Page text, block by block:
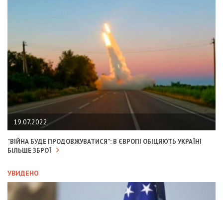
19.07.2022
"ВІЙНА БУДЕ ПРОДОВЖУВАТИСЯ": В ЄВРОПІ ОБІЦЯЮТЬ УКРАЇНІ
БІЛЬШЕ ЗБРОЇ
УВИДЕНО